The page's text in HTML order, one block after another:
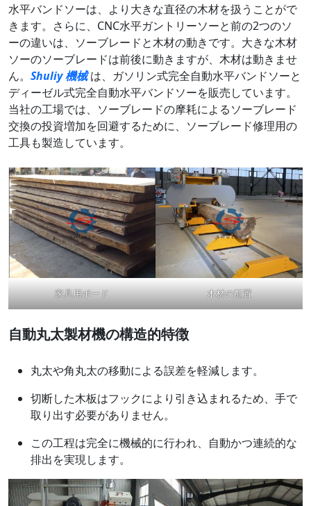
水平バンドソーは、より大きな直径の木材を扱うことがで
きます。さらに、CNC水平ガントリーソーと前の2つのソ
ーの違いは、ソーブレードと木材の動きです。大きな木材
ソーのソーブレードは前後に動きますが、木材は動きませ
ん。 Shuliy 機械は、ガソリン式完全自動水平バンドソーと
ディーゼル式完全自動水平バンドソーを販売しています。
当社の工場では、ソーブレードの摩耗によるソーブレード
交換の投資増加を回避するために、ソーブレード修理用の
工具も製造しています。
家具用ボード 木材の配置
自動丸太製材機の構造的特徴
丸太や角丸太の移動による誤差を軽減します。
切断した木板はフックにより引き込まれるため、手で
取り出す必要がありません。
この工程は完全に機械的に行われ、自動かつ連続的な
排出を実現します。